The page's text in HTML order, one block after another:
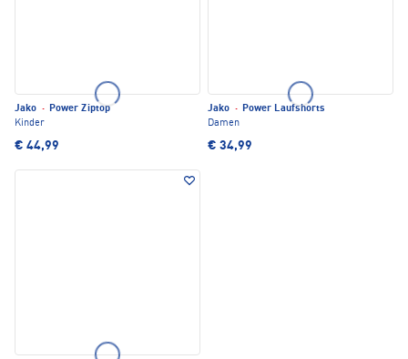
Jako · Power Ziptop
Kinder
€ 44,99
Jako · Power Laufshorts
Damen
€ 34,99